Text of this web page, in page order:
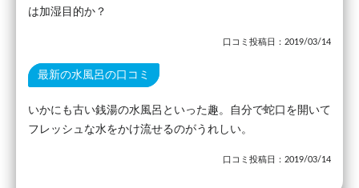
は加湿目的か？
口コミ投稿日：2019/03/14
最新の水風呂の口コミ
いかにも古い銭湯の水風呂といった趣。自分で蛇口を開いて
フレッシュな水をかけ流せるのがうれしい。
口コミ投稿日：2019/03/14